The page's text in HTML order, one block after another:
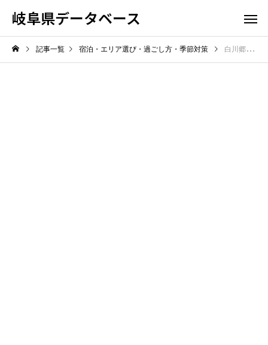
岐阜県データベース
記事一覧 宿泊・エリア選び・過ごし方・季節対策 白川郷で宿泊する際のルールとマナーは？合掌造り集落での滞在心得を解説